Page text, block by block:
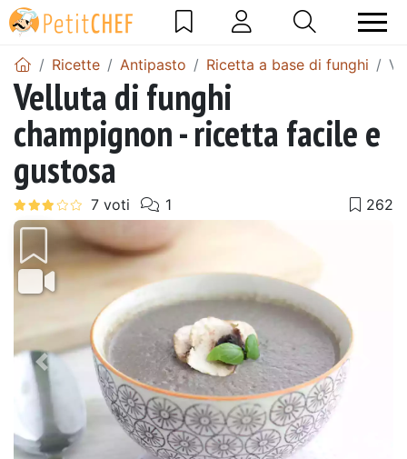
Ricette Antipasto Ricetta a base di funghi
Velluta di funghi
champignon - ricetta facile e
gustosa
Precedente